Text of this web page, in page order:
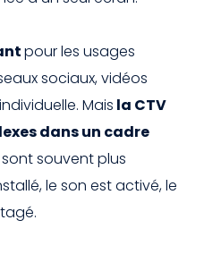
pour les usages
sociaux, vidéos
Mais la CTV
dans un cadre
sont souvent plus
le son est activé, le